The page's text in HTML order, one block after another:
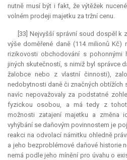
nutně musí být i fakt, že výtěžek
volném prodeji majetku za tržní cenu.
[33] Nejvyšší správní soud dospěl k
výše doměřené daně (114 milionů
rizikovosti obchodování s pohonnými
jiných skutečností, s nimiž byl správce
žalobce nebo z vlastní činnosti),
nedobytnosti daně či značných obtížích
navíc nepovažovaly za podstatné
fyzickou osobou, a má tedy z
možnosti zatajení majetku a změna
vyhýbání se daňovým povinnostem je
reakci na odvolací námitku ohledně
a jeho bezproblémové daňové historie
nemá podle jeho mínění pro úvahu o